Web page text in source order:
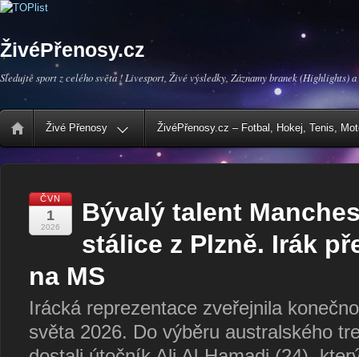
ŽivéPřenosy.cz
Sledujte sport z celého světa ! Livesport, Živé výsledky, Záznamy branek (Highlights) a
Živé Přenosy ŽivéPřenosy.cz – Fotbal, Hokej, Tenis,
ČVN
1
2026
Bývalý talent
stálice z Plzně. Irák
na MS
Irácká reprezentace zveřejnila
světa 2026. Do výběru australského